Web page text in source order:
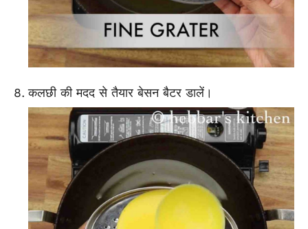
कलछी की मदद से तैयार बेसन बैटर डालें।